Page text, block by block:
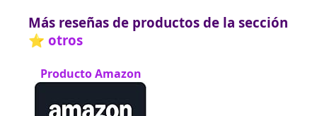
Más reseñas de productos de la sección
⭐ otros
Producto Amazon